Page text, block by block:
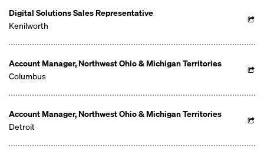
Digital Solutions Sales Representative
Kenilworth
Account Manager, Northwest Ohio & Michigan Territories
Columbus
Account Manager, Northwest Ohio & Michigan Territories
Detroit